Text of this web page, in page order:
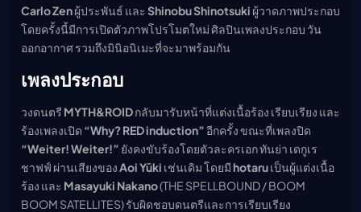
Carlo Zenผู้ประพันธ์ และ Shinobu Shinotsuki ผู้วาดภาพประกอบ
โดยครั้งนี้มีการเปิดตัวภาพโปรโมตใหม่ ศิลปินเพลงประกอบ วัน
ออกอากาศ รวมถึงมินิอนิเมะที่จะมาพร้อมกัน
เพลงประกอบ
วงดนตรี MYTH&ROIDกลับมารับหน้าที่แต่งเนื้อร้อง เรียบเรียง และ
ร้องเพลงเปิด “Why? RED induction”อีกครั้ง ขณะที่เพลงปิด
“Weiter! Weiter!” ยังคงขับร้องโดยตัวละครเอก ทันย่า เดกูเร
ชาฟฟ์ ผ่านเสียงของAoi Yūki เช่นเดิม โดยมีhotaruเป็นผู้แต่งเนื้อ
ร้อง และ Masayuki Nakano(THE SPELLBOUND / BOOM
BOOM SATELLITES) รับผิดชอบดนตรีและการเรียบเรียง